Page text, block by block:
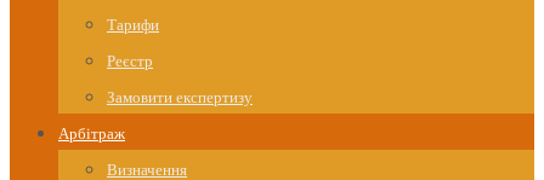
Тарифи
Реєстр
Замовити експертизу
Арбітраж
Визначення